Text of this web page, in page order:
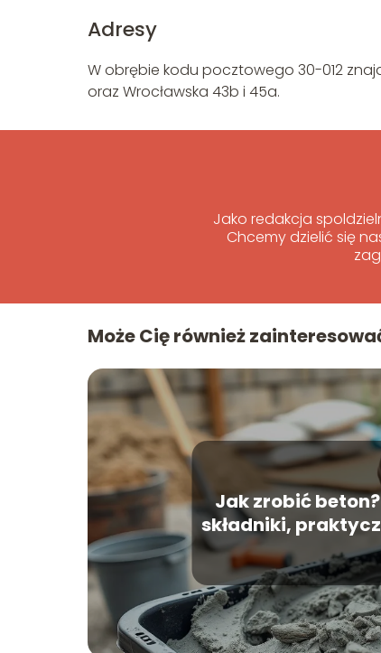
Adresy
W obrębie kodu pocztowego 30-012
oraz Wrocławska 43b i 45a.
Jako redakcja
Chcemy dzielić się
Może Cię również
Jak zrobić
składniki,